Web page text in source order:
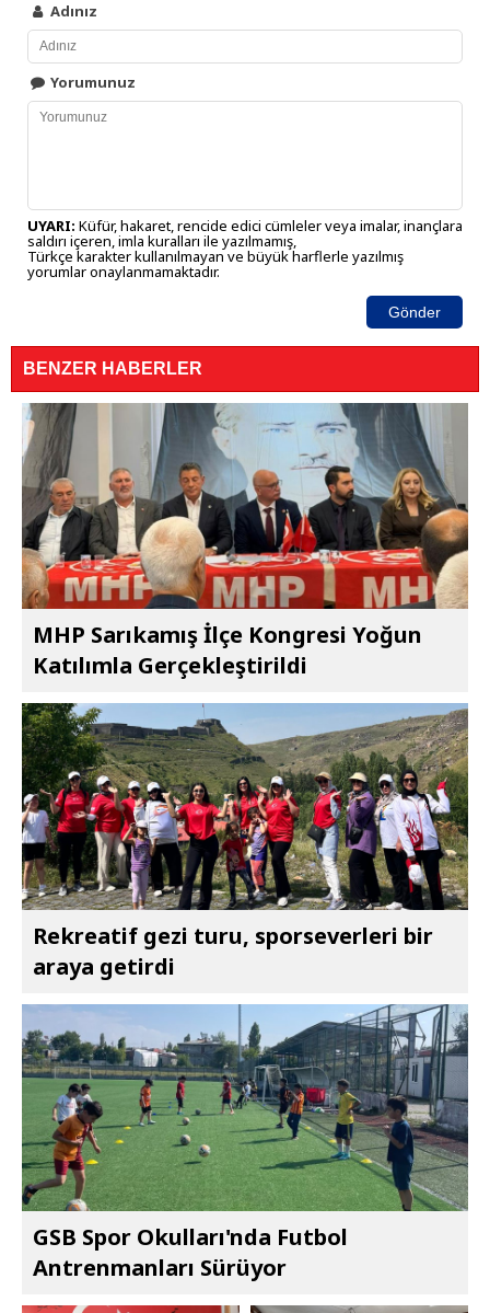
Adınız
Yorumunuz
UYARI: Küfür, hakaret, rencide edici cümleler veya imalar, inançlara
saldırı içeren, imla kuralları ile yazılmamış,
Türkçe karakter kullanılmayan ve büyük harflerle yazılmış
yorumlar onaylanmamaktadır.
Gönder
BENZER HABERLER
MHP Sarıkamış İlçe Kongresi Yoğun
Katılımla Gerçekleştirildi
Rekreatif gezi turu, sporseverleri bir
araya getirdi
GSB Spor Okulları'nda Futbol
Antrenmanları Sürüyor